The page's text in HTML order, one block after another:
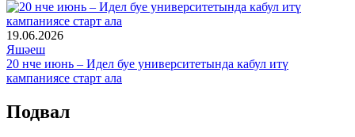
19.06.2026
Яшәеш
20 нче июнь – Идел буе университетында кабул итү
кампаниясе старт ала
Подвал